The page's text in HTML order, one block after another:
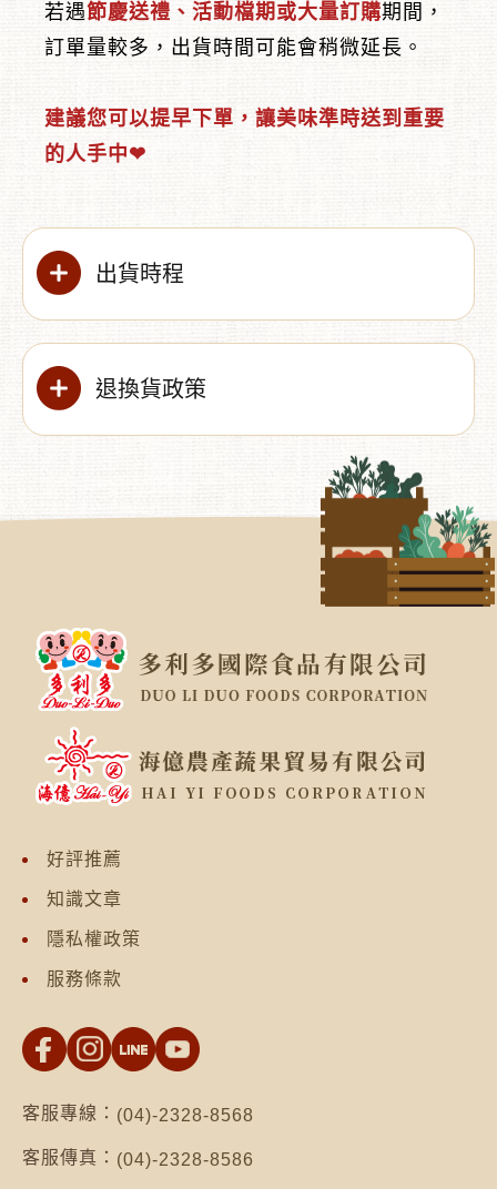
若遇節慶送禮、活動檔期或大量訂購期間，
訂單量較多，出貨時間可能會稍微延長。
建議您可以提早下單，讓美味準時送到重要
的人手中❤︎
出貨時程
退換貨政策
好評推薦
知識文章
隱私權政策
服務條款
客服專線： (04)-2328-8568
客服傳真： (04)-2328-8586